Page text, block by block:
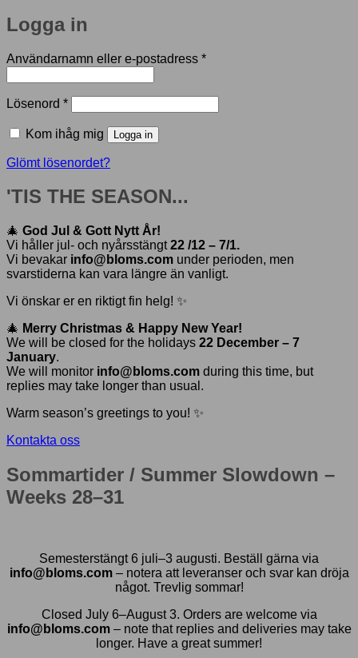
Logga in
Användarnamn eller e-postadress *Obligatoriskt
Lösenord *Obligatoriskt
Kom ihåg mig Logga in
Glömt lösenordet?
'TIS THE SEASON...
🎄 God Jul & Gott Nytt År!
Vi håller jul- och nyårsstängt22 /12 – 7/1.
Vi bevakar info@bloms.com under perioden, men
svarstiderna kan vara längre än vanligt.
Vi önskar er en riktigt fin helg! ✨
🎄 Merry Christmas & Happy New Year!
We will be closed for the holidays 22 December – 7
January.
We will monitor info@bloms.com during this time, but
replies may take longer than usual.
Warm season’s greetings to you! ✨
Kontakta oss
Sommartider / Summer Slowdown –
Weeks 28–31
Semesterstängt 6 juli–3 augusti. Beställ gärna via
info@bloms.com– notera att leveranser och svar kan dröja
något. Trevlig sommar!
Closed July 6–August 3. Orders are welcome via
info@bloms.com– note that replies and deliveries may take
longer. Have a great summer!